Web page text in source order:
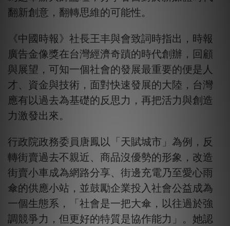
翻新創意，翻轉思維的可能性。
《中國時報》社長王丰與會致詞時指出，時報
廣告金像獎在台灣經濟奇蹟的時代創辦，回顧
與展望，可知一個社會的發展最重要的便是人
才、資金與技術，面對快速發展的大陸，台灣
應有以過去為基礎的反思力，再把活力與創造
力激發出來。
行政院政務委員唐鳳以「天賦城市」為例，反
轉街賣過去不親近、商品沒優勢的形象，改造
街賣小車成為網路分享、街邊充電乃至愛心雨
傘的供應小站，並鼓勵企業投入社會公益成為
一個生態系，「社會是一把大傘，以往過於強
調競爭力，但更好的特質是協作能力」。她認